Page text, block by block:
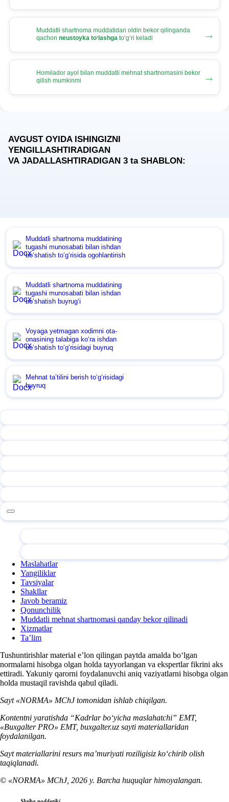
Muddatli shartnoma muddatidan oldin bekor qilinganda
qachon neustoyka toʻlashga toʻgʻri keladi →
Homilador ayol bilan muddatli mehnat shartnomasini bekor
qilish mumkinmi
→
AVGUST OYIDA ISHINGIZNI
YENGILLASHTIRADIGAN
VA JADALLASHTIRADIGAN 3 taSHABLON:
Muddatli shartnoma muddatining
tugashi munosabati bilan ishdan
boʻshatish toʻgʻrisida ogohlantirish
Muddatli shartnoma muddatining
tugashi munosabati bilan ishdan
boʻshatish buyrugʻi
Voyaga yetmagan хodimni ota-
onasining talabiga koʻra ishdan
boʻshatish toʻgʻrisidagi buyruq
Mehnat ta’tilini berish toʻgʻrisidagi
buyruq
Maslahatlar
Yangiliklar
Tavsiyalar
Shakllar
Javob beramiz
Qonunchilik
Muddatli mehnat shartnomasi qanday bekor qilinadi
Xizmatlar
Ta’lim
Tushuntirishlar material e’lon qilingan paytda amalda boʻlgan
normalarni hisobga olgan holda tayyorlangan va ekspertlar fikrini aks
ettiradi. Yakuniy qarorni foydalanuvchi aniq vaziyatlarni hisobga olgan
holda mustaqil ravishda qabul qiladi.
Sayt «NORMA» MChJ tomonidan ishlab chiqilgan.
Kontentni yaratishda “Kadrlar boʻyicha maslahatchi” EMT,
«Buxgalter PRO» EMT, buxgalter.uz sayti materiallaridan
foydalanilgan.
Sayt materiallarini resurs ma’muriyati roziligisiz koʻchirib olish
taqiqlanadi.
© «NORMA» MChJ, 2026 y. Barcha huquqlar himoyalangan.